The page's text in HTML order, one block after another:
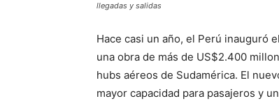
llegadas y salidas
Hace casi un año, el Perú inauguró
una obra de más de US$2.400
hubs aéreos de Sudamérica. El
mayor capacidad para pasajeros y